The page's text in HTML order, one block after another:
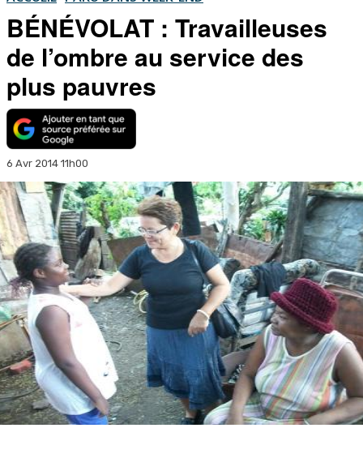
BÉNÉVOLAT : Travailleuses
de l’ombre au service des
plus pauvres
6 Avr 2014 11h00